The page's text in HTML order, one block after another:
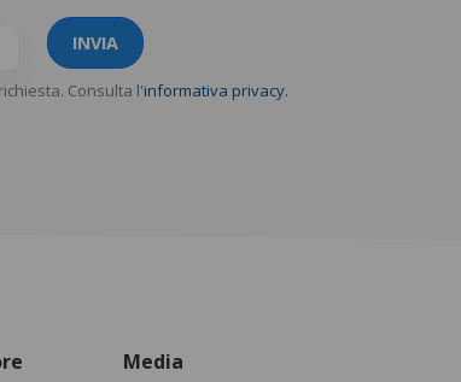
INVIA
Consulta l'informativa privacy.
Media